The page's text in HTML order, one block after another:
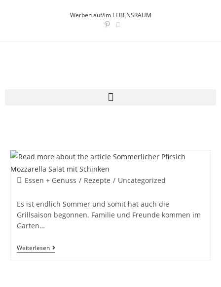
Werben auf/im LEBENSRAUM
Essen + Genuss / Rezepte / Uncategorized
Es ist endlich Sommer und somit hat auch die
Grillsaison begonnen. Familie und Freunde kommen im
Garten…
Weiterlesen